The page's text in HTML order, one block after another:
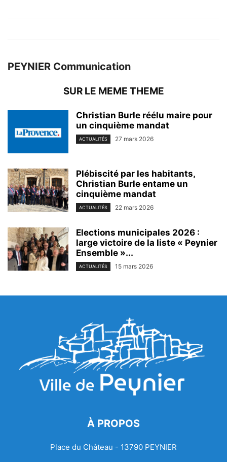
PEYNIER Communication
SUR LE MEME THEME
Christian Burle réélu maire pour
un cinquième mandat
ACTUALITÉS 27 mars 2026
Plébiscité par les habitants,
Christian Burle entame un
cinquième mandat
ACTUALITÉS 22 mars 2026
Elections municipales 2026 :
large victoire de la liste « Peynier
Ensemble »...
ACTUALITÉS 15 mars 2026
À PROPOS
Place du Château - 13790 PEYNIER